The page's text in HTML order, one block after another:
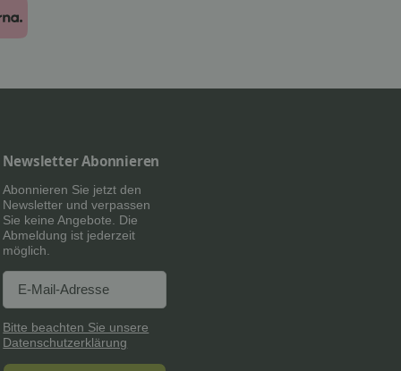
Newsletter Abonnieren
Abonnieren Sie jetzt den
Newsletter und verpassen
Sie keine Angebote. Die
Abmeldung ist jederzeit
möglich.
Newsletter Abonnieren
Newsletter Abonnieren
Bitte beachten Sie unsere
Datenschutzerklärung